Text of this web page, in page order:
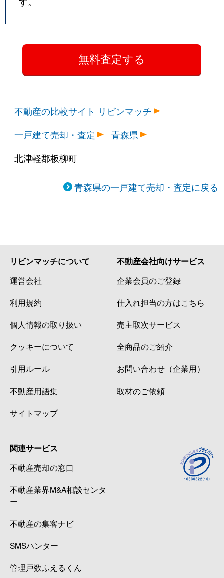
不動産の比較サイト リビンマッチ
一戸建て売却・査定
青森県
北津軽郡板柳町
青森県の一戸建て売却・査定に戻る
リビンマッチについて
運営会社
利用規約
個人情報の取り扱い
クッキーについて
引用ルール
不動産用語集
サイトマップ
不動産会社向けサービス
企業会員のご登録
仕入れ担当の方はこちら
売主取次サービス
全商品のご紹介
お問い合わせ（企業用）
取材のご依頼
関連サービス
不動産売却の窓口
不動産業界M&A相談センタ
ー
不動産の集客ナビ
SMSハンター
管理戸数ふえるくん